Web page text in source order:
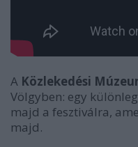
A Közlekedési
Völgyben: egy
majd a fesztiválra,
majd.